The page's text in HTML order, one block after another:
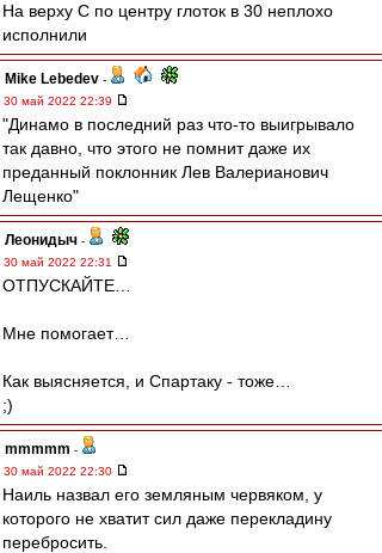
На верху С по центру глоток в 30 неплохо
исполнили
Mike Lebedev -
30 май 2022 22:39
"Динамо в последний раз что-то выигрывало
так давно, что этого не помнит даже их
преданный поклонник Лев Валерианович
Лещенко"
Леонидыч -
30 май 2022 22:31
ОТПУСКАЙТЕ…
Мне помогает…
Как выясняется, и Спартаку - тоже…
;)
mmmmm -
30 май 2022 22:30
Наиль назвал его земляным червяком, у
которого не хватит сил даже перекладину
перебросить.